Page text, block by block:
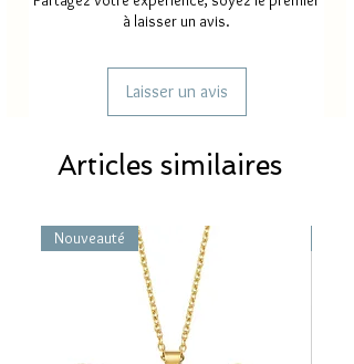
à laisser un avis.
Laisser un avis
Articles similaires
Nouveauté